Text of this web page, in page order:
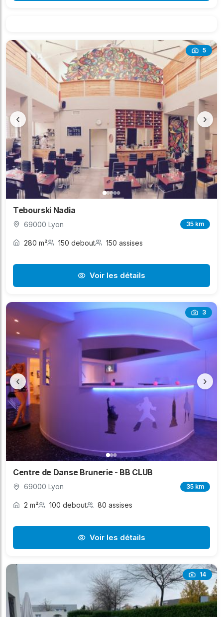
5
‹ ›
Tebourski Nadia
69000 Lyon 35 km
280 m² 150 debout 150 assises
Voir les détails
3
‹ ›
Centre de Danse Brunerie - BB CLUB
69000 Lyon 35 km
2 m² 100 debout 80 assises
Voir les détails
14